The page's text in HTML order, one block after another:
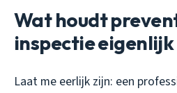
Wat houdt
inspectie eigenlijk
Laat me eerlijk zijn: een